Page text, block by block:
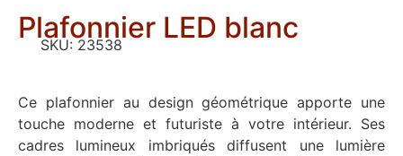
Plafonnier LED blanc
SKU: 23538
Ce plafonnier au design géométrique apporte une
touche moderne et futuriste à votre intérieur. Ses
cadres lumineux imbriqués diffusent une lumière